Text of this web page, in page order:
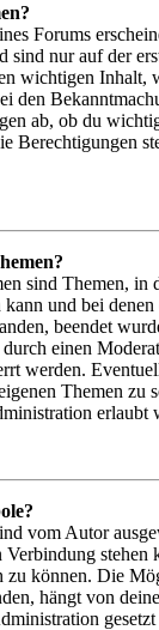
Forums
sind nur auf der
wichtigen Inhalt,
den
ab, ob du
Berechtigungen
sind Themen, in
und bei
beendet
einen
werden.
Themen zu
erlaubt
vom Autor
stehen
zu können. Die
hängt von
gesetzt